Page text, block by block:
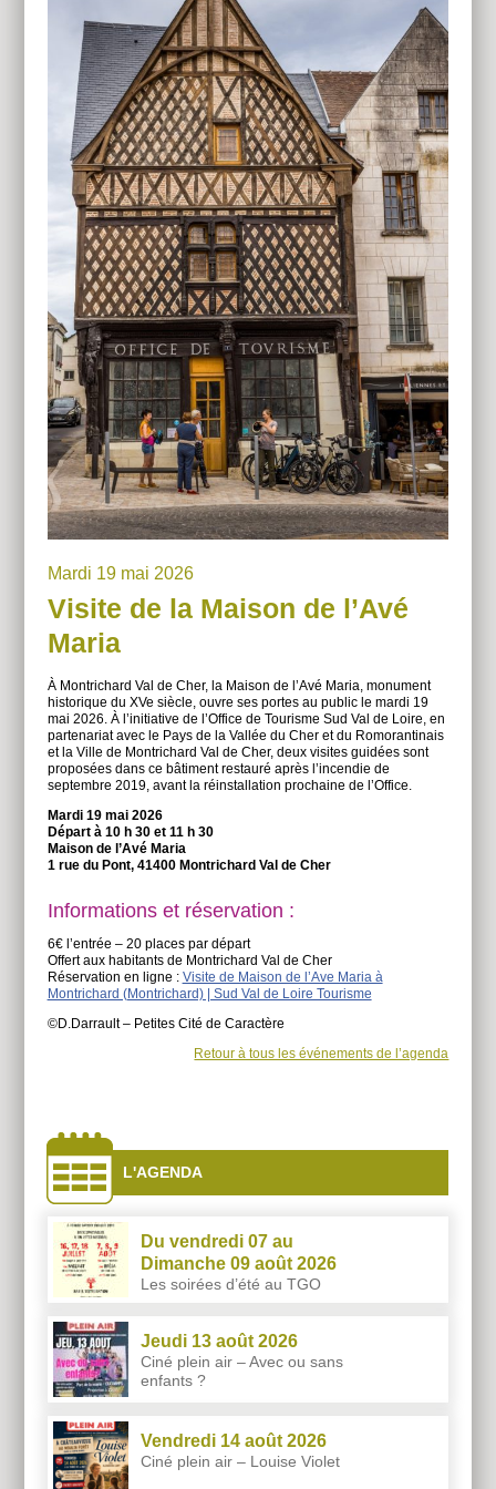
Mardi 19 mai 2026
Visite de la Maison de l’Avé
Maria
À Montrichard Val de Cher, la Maison de l’Avé Maria, monument
historique du XVe siècle, ouvre ses portes au public le mardi 19
mai 2026. À l’initiative de l’Office de Tourisme Sud Val de Loire, en
partenariat avec le Pays de la Vallée du Cher et du Romorantinais
et la Ville de Montrichard Val de Cher, deux visites guidées sont
proposées dans ce bâtiment restauré après l’incendie de
septembre 2019, avant la réinstallation prochaine de l’Office.
Mardi 19 mai 2026
Départ à 10 h 30 et 11 h 30
Maison de l’Avé Maria
1 rue du Pont, 41400 Montrichard Val de Cher
Informations et réservation :
6€ l’entrée – 20 places par départ
Offert aux habitants de Montrichard Val de Cher
Réservation en ligne : Visite de Maison de l’Ave Maria à
Montrichard (Montrichard) | Sud Val de Loire Tourisme
©D.Darrault – Petites Cité de Caractère
Retour à tous les événements de l’agenda
côtés
L'AGENDA
Du vendredi 07 au
Dimanche 09 août 2026
Les soirées d’été au TGO
Jeudi 13 août 2026
Ciné plein air – Avec ou sans
enfants ?
Vendredi 14 août 2026
Ciné plein air – Louise Violet